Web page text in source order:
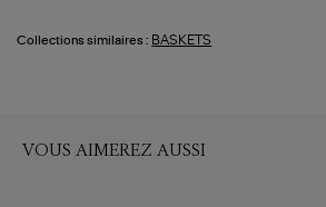
Collections similaires : BASKETS
VOUS AIMEREZ AUSSI